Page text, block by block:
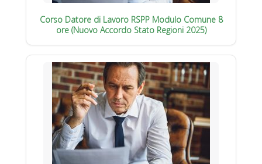
Corso Datore di Lavoro RSPP Modulo Comune 8
ore (Nuovo Accordo Stato Regioni 2025)